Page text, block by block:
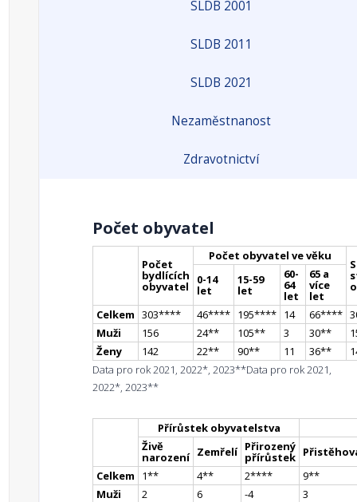
SLDB 2001
SLDB 2011
SLDB 2021
Nezaměstnanost
Zdravotnictví
Počet obyvatel
Počet
bydlících
obyvatel
Počet obyvatel ve věku
0-14
let
15-59
let
60-
64
let
65 a
více
let
Celkem 303**** 46**** 195**** 14 66****
Muži
156 24** 105** 3 30**
Ženy
142 22** 90** 11 36**
Data pro rok 2021, 2022*, 2023**Data pro rok 2021,
2022*, 2023**
Přírůstek obyvatelstva
Živě
narození Zemřelí Přirozený
přírůstek
Celkem
1** 4** 2**** 9**
Muži
2 6 -4
3